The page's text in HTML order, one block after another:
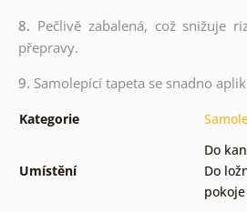
8. Pečlivě zabalená, což snižuje
přepravy.
9. Samolepící tapeta se snadno
Kategorie
Umístění
Do
Do
pokoje